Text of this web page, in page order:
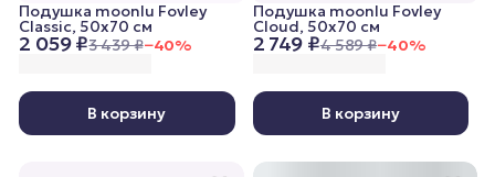
2 059 ₽3 439 ₽−40%
Подушка moonlu Fovley
Classic, 50x70 см
В корзину
2 749 ₽4 589 ₽−40%
Подушка moonlu Fovley
Cloud, 50x70 см
В корзину